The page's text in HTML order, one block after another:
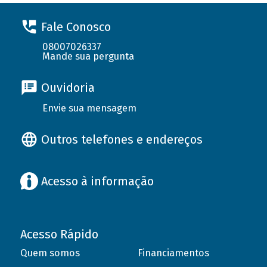
Fale Conosco
08007026337
Mande sua pergunta
Ouvidoria
Envie sua mensagem
Outros telefones e endereços
Acesso à informação
Acesso Rápido
Quem somos
Financiamentos